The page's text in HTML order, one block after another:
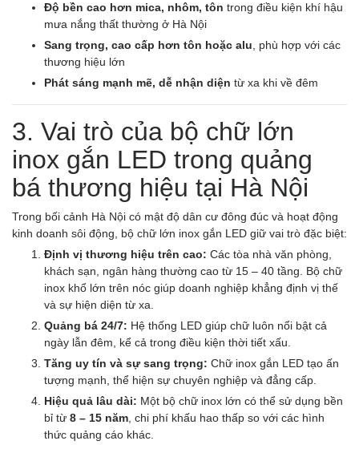
Độ bền cao hơn mica, nhôm, tôn trong điều kiện khí hậu
mưa nắng thất thường ở Hà Nội
Sang trọng, cao cấp hơn tôn hoặc alu , phù hợp với các
thương hiệu lớn
Phát sáng mạnh mẽ, dễ nhận diện từ xa khi về đêm
3. Vai trò của bộ chữ lớn
inox gắn LED trong quảng
bá thương hiệu tại Hà Nội
Trong bối cảnh Hà Nội có mật độ dân cư đông đúc và hoạt động
kinh doanh sôi động, bộ chữ lớn inox gắn LED giữ vai trò đặc biệt:
Định vị thương hiệu trên cao: Các tòa nhà văn phòng,
khách sạn, ngân hàng thường cao từ 15 – 40 tầng. Bộ chữ
inox khổ lớn trên nóc giúp doanh nghiệp khẳng định vị thế
và sự hiện diện từ xa.
Quảng bá 24/7: Hệ thống LED giúp chữ luôn nổi bật cả
ngày lẫn đêm, kể cả trong điều kiện thời tiết xấu.
Tăng uy tín và sự sang trọng: Chữ inox gắn LED tạo ấn
tượng mạnh, thể hiện sự chuyên nghiệp và đẳng cấp.
Hiệu quả lâu dài: Một bộ chữ inox lớn có thể sử dụng bền
bỉ từ 8 – 15 năm , chi phí khấu hao thấp so với các hình
thức quảng cáo khác.